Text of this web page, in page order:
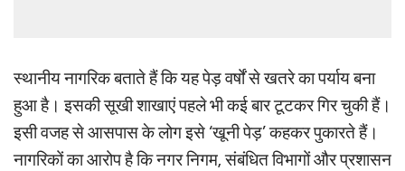
स्थानीय नागरिक बताते हैं कि यह पेड़ वर्षों से खतरे का पर्याय बना
हुआ है। इसकी सूखी शाखाएं पहले भी कई बार टूटकर गिर चुकी हैं।
इसी वजह से आसपास के लोग इसे ‘खूनी पेड़’ कहकर पुकारते हैं।
नागरिकों का आरोप है कि नगर निगम, संबंधित विभागों और प्रशासन